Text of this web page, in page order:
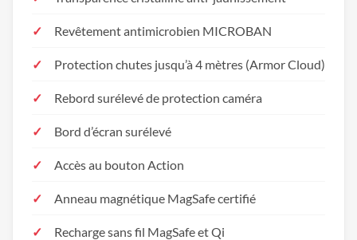
Revêtement antimicrobien MICROBAN
Protection chutes jusqu’à 4 mètres (Armor Cloud)
Rebord surélevé de protection caméra
Bord d’écran surélevé
Accès au bouton Action
Anneau magnétique MagSafe certifié
Recharge sans fil MagSafe et Qi